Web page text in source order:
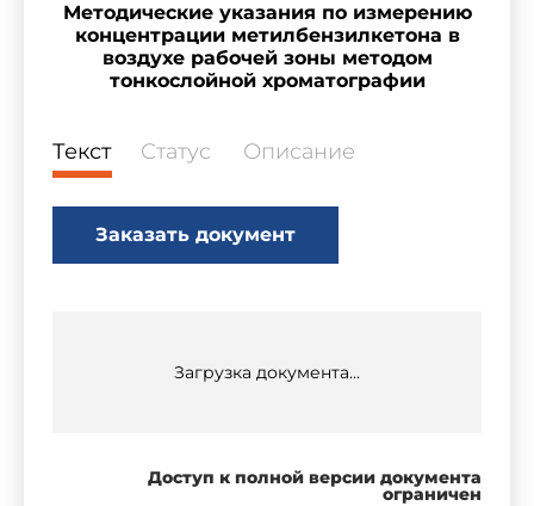
Методические указания по измерению
концентрации метилбензилкетона в
воздухе рабочей зоны методом
тонкослойной хроматографии
Текст Статус Описание
Заказать документ
Загрузка документа...
Доступ к полной версии документа
ограничен